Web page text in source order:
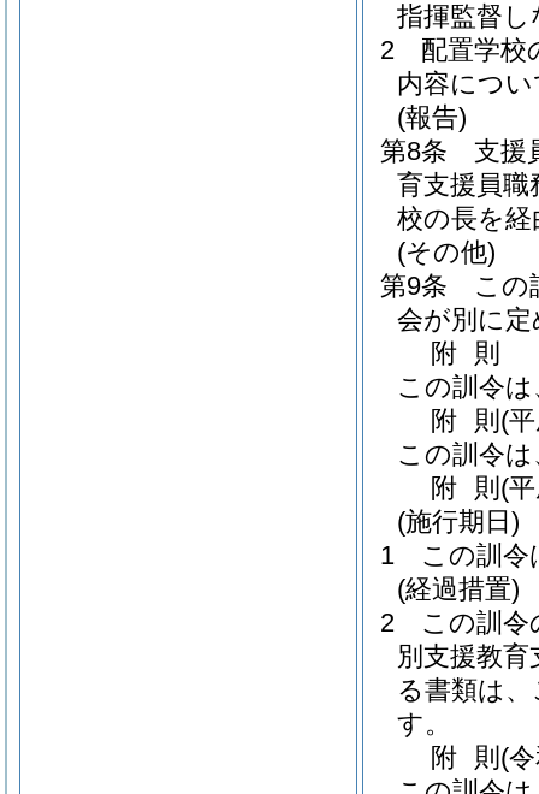
指揮監督
2
配置学校
内容につ
(報告)
第8条
支援
育支援員職
校の長を
(その他)
第9条
この
会が別に
附 則
この訓令
附 則 (
この訓令
附 則 (
(施行期日)
1
この訓令
(経過措置)
2
この訓令
別支援教
る書類は
す。
附 則 (